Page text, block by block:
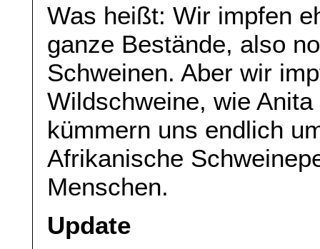
Was heißt: Wir impfen
ganze Bestände, also
Schweinen. Aber wir
Wildschweine, wie
kümmern uns endlich
Afrikanische
Menschen.
Update